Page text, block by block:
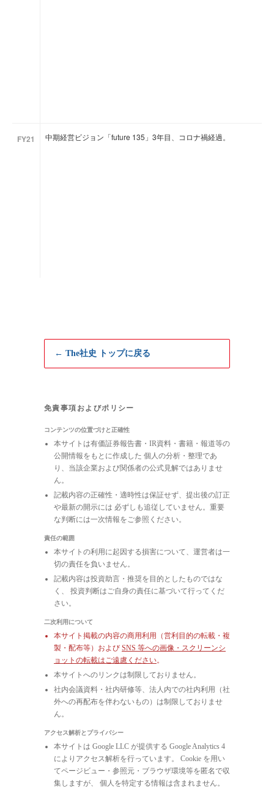
FY21 中期経営ビジョン「future 135」3年目、コロナ禍経過。
← The社史 トップに戻る
免責事項およびポリシー
コンテンツの位置づけと正確性
本サイトは有価証券報告書・IR資料・書籍・報道等の
公開情報をもとに作成した 個人の分析・整理であ
り、当該企業および関係者の公式見解ではありませ
ん。
記載内容の正確性・適時性は保証せず、提出後の訂正
や最新の開示には 必ずしも追従していません。重要
な判断には一次情報をご参照ください。
責任の範囲
本サイトの利用に起因する損害について、運営者は一
切の責任を負いません。
記載内容は投資助言・推奨を目的としたものではな
く、 投資判断はご自身の責任に基づいて行ってくだ
さい。
二次利用について
本サイト掲載の内容の商用利用（営利目的の転載・複
製・配布等）および SNS 等への画像・スクリーンシ
ョットの転載はご遠慮ください。
本サイトへのリンクは制限しておりません。
社内会議資料・社内研修等、法人内での社内利用（社
外への再配布を伴わないもの）は制限しておりませ
ん。
アクセス解析とプライバシー
本サイトは Google LLC が提供する Google Analytics 4
によりアクセス解析を行っています。 Cookie を用い
てページビュー・参照元・ブラウザ環境等を匿名で収
集しますが、 個人を特定する情報は含まれません。